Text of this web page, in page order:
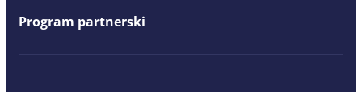
Program partnerski